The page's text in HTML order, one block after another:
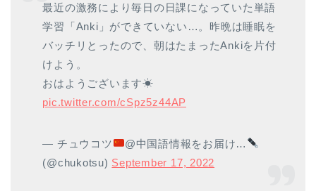
最近の激務により毎日の日課になっていた単語
学習「Anki」ができていない…。昨晩は睡眠を
バッチリとったので、朝はたまったAnkiを片付
けよう。
おはようございます☀
pic.twitter.com/cSpz5z44AP
— チュウコツ
@中国語情報をお届け…
(@chukotsu) September 17, 2022